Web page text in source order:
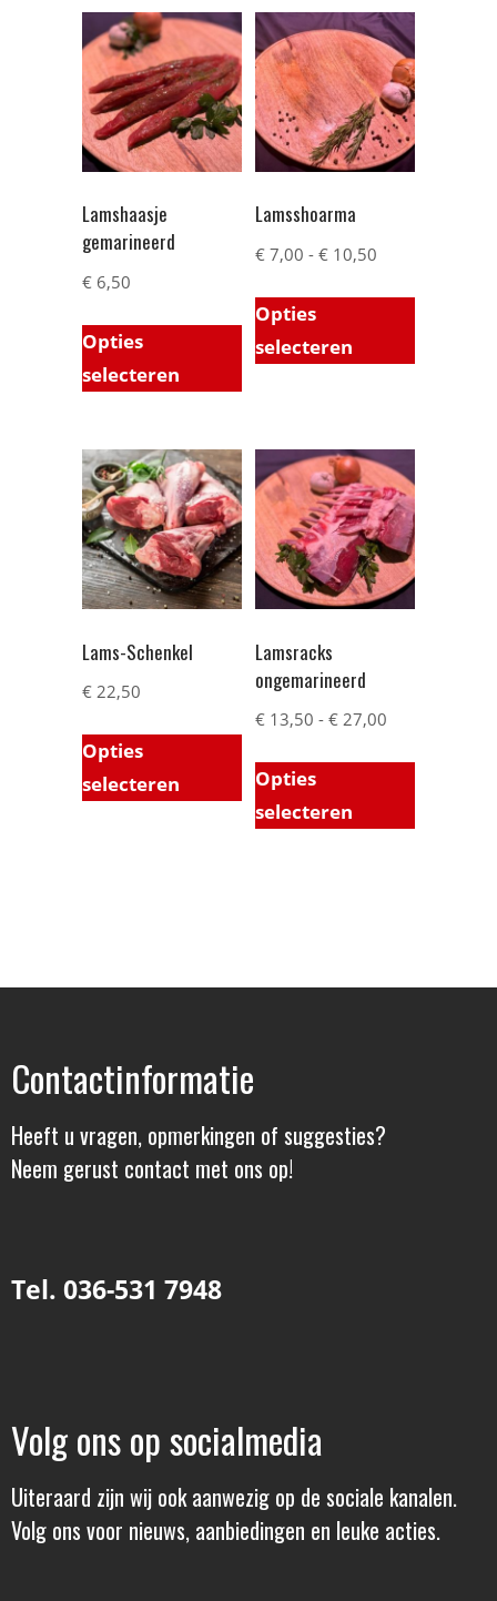
Lamshaasje
gemarineerd
€ 6,50
Opties
selecteren
Lamsshoarma
€ 7,00 - € 10,50
Opties
selecteren
Lams-Schenkel
€ 22,50
Opties
selecteren
Lamsracks
ongemarineerd
€ 13,50 - € 27,00
Opties
selecteren
Contactinformatie
Heeft u vragen, opmerkingen of suggesties?
Neem gerust contact met ons op!
Tel. 036-531 7948
Volg ons op socialmedia
Uiteraard zijn wij ook aanwezig op de sociale kanalen.
Volg ons voor nieuws, aanbiedingen en leuke acties.